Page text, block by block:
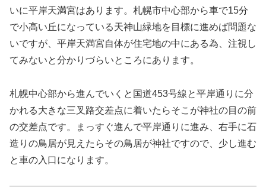
いに平岸天満宮はあります。札幌市中心部から車で15分
で小高い丘になっている天神山緑地を目標に進めば問題な
いですが、平岸天満宮自体が住宅地の中にある為、注視し
てみないと分かりづらいところにあります。
札幌中心部から進んでいくと国道453号線と平岸通りに分
かれる大きな三叉路交差点に着いたらそこが神社の目の前
の交差点です。まっすぐ進んで平岸通りに進み、右手に石
造りの鳥居が見えたらその鳥居が神社ですので、少し進む
と車の入口になります。